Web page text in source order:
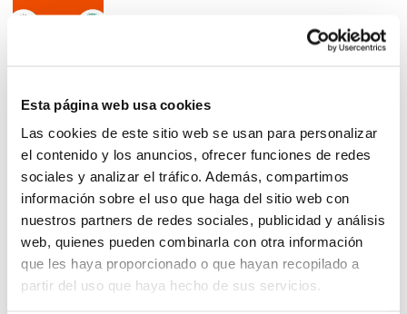
Esta página web usa cookies
Las cookies de este sitio web se usan para personalizar
el contenido y los anuncios, ofrecer funciones de redes
sociales y analizar el tráfico. Además, compartimos
información sobre el uso que haga del sitio web con
nuestros partners de redes sociales, publicidad y análisis
web, quienes pueden combinarla con otra información
que les haya proporcionado o que hayan recopilado a
partir del uso que haya hecho de sus servicios.
La Copa Júnior Preferent se'n
va a Torrent!
Final: CB Port Sagunt –
Comprarcasa Torrent B